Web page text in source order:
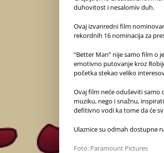
duhovitost i nesalomiv duh.
Ovaj izvanredni film
rekordnih 16 nominacija za
“Better Man” nije samo film o
emotivno putovanje kroz
početka stekao veliko
Ovaj film neće oduševiti samo
muziku, nego i snažnu,
defitivno vodi ka tome da će
Ulaznice su odmah dostupne
Foto: Paramount Pictures